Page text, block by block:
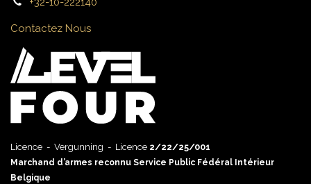
Contactez Nous
Licence - Vergunning - Licence 2/22/25/001
Marchand d’armes reconnu Service Public Fédéral Intérieur
Belgique